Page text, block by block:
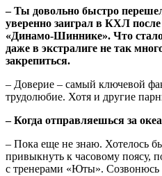
– Ты довольно быстро
уверенно заиграл в КХЛ после
«Динамо-Шиннике». Что
даже в экстралиге не так
закрепиться.
– Доверие – самый ключевой
трудолюбие. Хотя и другие
– Когда отправляешься за
– Пока еще не знаю. Хотелось
привыкнуть к часовому поясу,
с тренерами «Юты». Созвонюсь